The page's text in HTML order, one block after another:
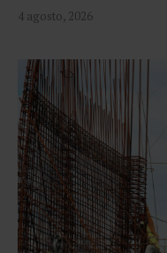
4 agosto, 2026